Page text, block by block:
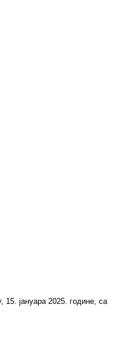
јануара 2025. године, са